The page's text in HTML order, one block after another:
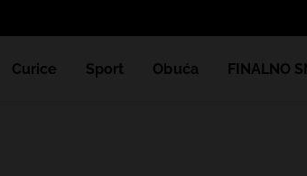
Curice Sport Obuća FINALNO